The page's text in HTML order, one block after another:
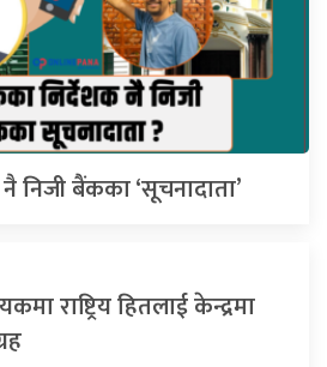
निजी बैंकका ‘सूचनादाता’
राष्ट्रिय हितलाई केन्द्रमा